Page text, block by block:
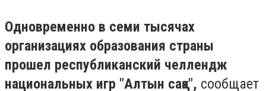
Одновременно в семи тысячах
организациях образования страны
прошел республиканский челлендж
национальных игр "Алтын сақа", сообщает